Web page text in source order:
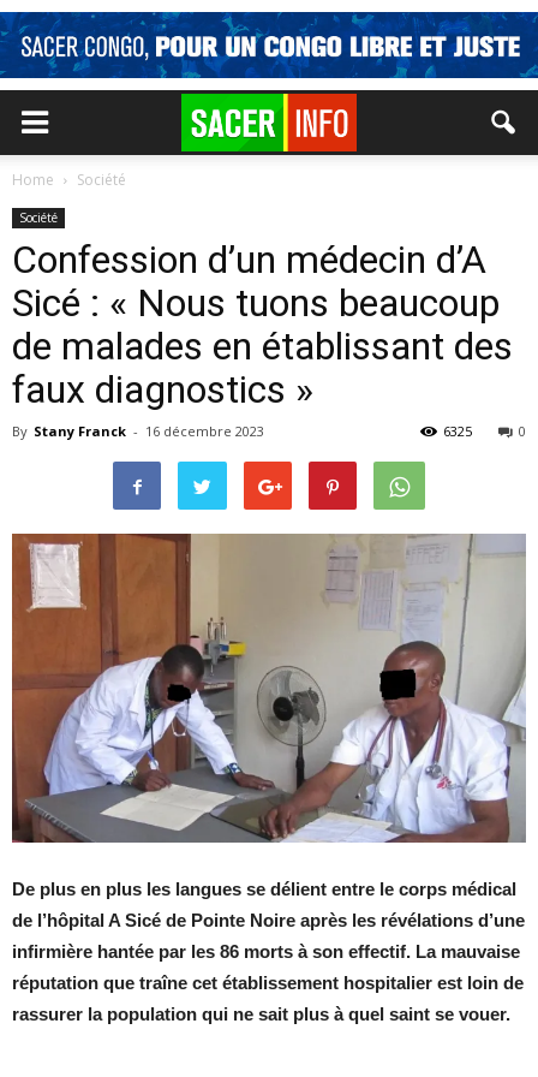
Home Société
Société
Confes­sion d’un mé­de­cin d’A
Sicé : « Nous tuons beau­coup
de ma­lades en éta­blis­sant des
faux diag­nos­tics »
By Stany Franck - 16 décembre 2023 0
6325
De plus en plus les langues se dé­lient entre le corps mé­di­cal
de l’hô­pi­tal A Sicé de Pointe Noire après les ré­vé­la­tions d’une
in­fir­mière han­tée par les 86 morts à son ef­fec­tif. La mau­vaise
ré­pu­ta­tion que traîne cet éta­blis­se­ment hos­pi­ta­lier est loin de
ras­su­rer la po­pu­la­tion qui ne sait plus à quel saint se vouer.